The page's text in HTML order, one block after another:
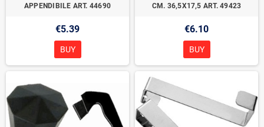
APPENDIBILE ART. 44690
€5.39
BUY
CM. 36,5X17,5 ART. 49423
€6.10
BUY